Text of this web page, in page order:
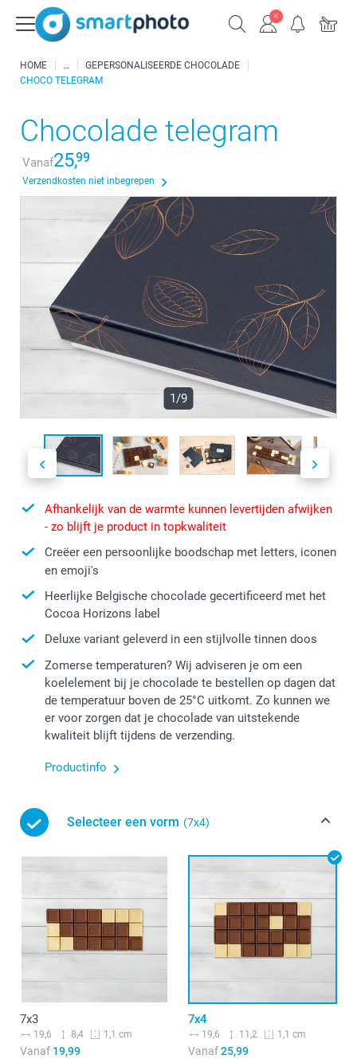
HOME
GEPERSONALISEERDE CHOCOLADE
CHOCO TELEGRAM
Chocolade telegram
Vanaf25,99
Verzendkosten niet inbegrepen
1/9
Afhankelijk van de warmte kunnen levertijden afwijken
- zo blijft je product in topkwaliteit
Creëer een persoonlijke boodschap met letters, iconen
en emoji's
Heerlijke Belgische chocolade gecertificeerd met het
Cocoa Horizons label
Deluxe variant geleverd in een stijlvolle tinnen doos
Zomerse temperaturen? Wij adviseren je om een
koelelement bij je chocolade te bestellen op dagen dat
de temperatuur boven de 25°C uitkomt. Zo kunnen we
er voor zorgen dat je chocolade van uitstekende
kwaliteit blijft tijdens de verzending.
Productinfo
Selecteer een vorm (7x4)
7x3
19,6 8,4 1,1 cm
Vanaf 19,99
7x4
19,6 11,2 1,1 cm
Vanaf25,99